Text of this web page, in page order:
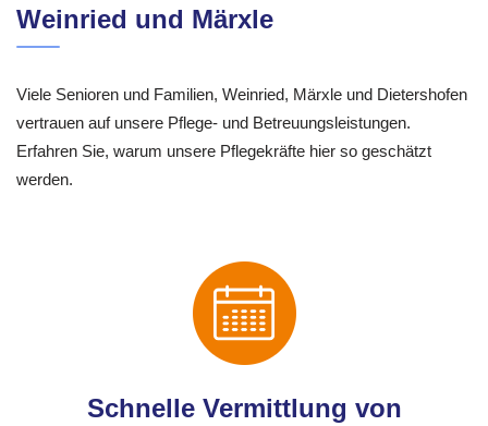
Weinried und Märxle
Viele Senioren und Familien, Weinried, Märxle und Dietershofen
vertrauen auf unsere Pflege- und Betreuungsleistungen.
Erfahren Sie, warum unsere Pflegekräfte hier so geschätzt
werden.
Schnelle Vermittlung von